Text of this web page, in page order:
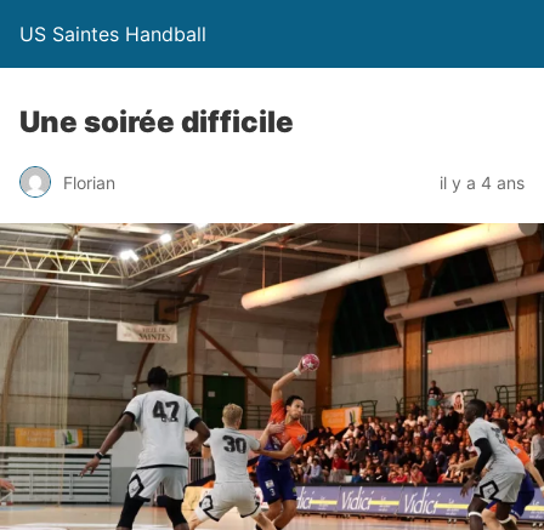
US Saintes Handball
Une soirée difficile
Florian il y a 4 ans